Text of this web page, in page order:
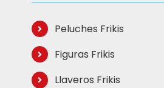
Peluches Frikis
Figuras Frikis
Llaveros Frikis